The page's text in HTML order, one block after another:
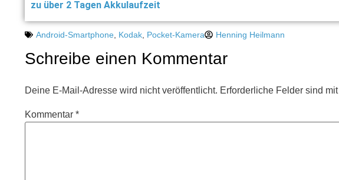
zu über 2 Tagen Akkulaufzeit
Android-Smartphone Kodak Pocket-Kamera Henning Heilmann
Schreibe einen Kommentar
Deine E-Mail-Adresse wird nicht veröffentlicht. Erforderliche Felder sind mit
Kommentar *